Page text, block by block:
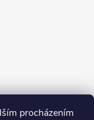
procházením